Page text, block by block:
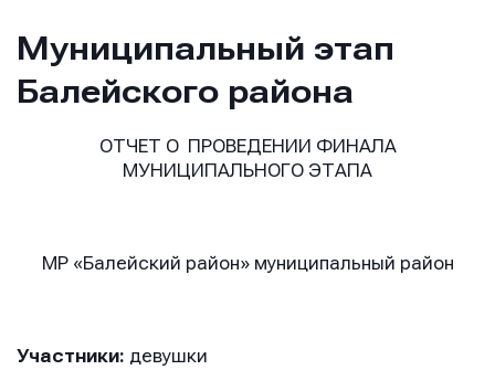
Муниципальный этап
Балейского района
ОТЧЕТ О ПРОВЕДЕНИИ ФИНАЛА
МУНИЦИПАЛЬНОГО ЭТАПА
МР «Балейский район» муниципальный район
Участники: девушки